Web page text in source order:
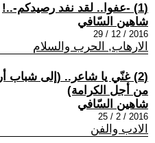
(1) -عفوا.. لقد نفد رصيدكم-..!
شاهين السّافي
2016 / 12 / 29
الارهاب, الحرب والسلام
(2) غنّي يا شاعر.. (إلى شباب
من أجل الكرامة)
شاهين السّافي
2016 / 2 / 25
الادب والفن